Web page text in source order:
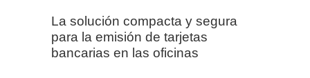
La solución compacta y segura
para la emisión de tarjetas
bancarias en las oficinas